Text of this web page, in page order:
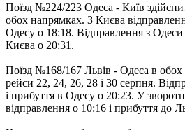
Поїзд №224/223 Одеса - Київ
обох напрямках. З Києва
Одесу о 18:18. Відправлення з Одеси
Києва о 20:31.
Поїзд №168/167 Львів - Одеса в обох
рейси 22, 24, 26, 28 і 30 серпня.
і прибуття в Одесу о 20:23. У
відправлення о 10:16 і прибуття до